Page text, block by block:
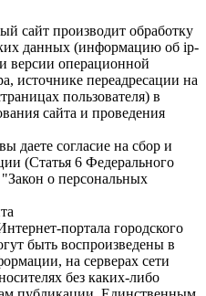
сайт производит обработку
данных (информацию об ip-
версии операционной
источнике переадресации на
пользователя) в
сайта и проведения
даете согласие на сбор и
(Статья 6 Федерального
о персональных
портала городского
быть воспроизведены в
на серверах сети
без каких-либо